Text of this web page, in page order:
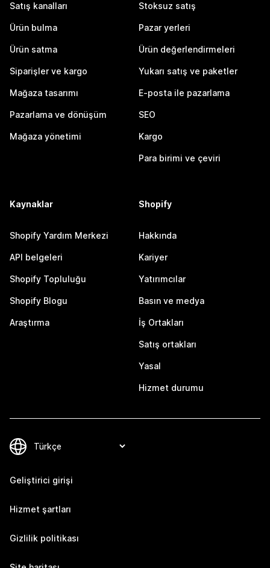
Satış kanalları
Ürün bulma
Ürün satma
Siparişler ve kargo
Mağaza tasarımı
Pazarlama ve dönüşüm
Mağaza yönetimi
Stoksuz satış
Pazar yerleri
Ürün değerlendirmeleri
Yukarı satış ve paketler
E-posta ile pazarlama
SEO
Kargo
Para birimi ve çeviri
Kaynaklar
Shopify Yardım Merkezi
API belgeleri
Shopify Topluluğu
Shopify Blogu
Araştırma
Shopify
Hakkında
Kariyer
Yatırımcılar
Basın ve medya
İş Ortakları
Satış ortakları
Yasal
Hizmet durumu
Geliştirici girişi
Hizmet şartları
Gizlilik politikası